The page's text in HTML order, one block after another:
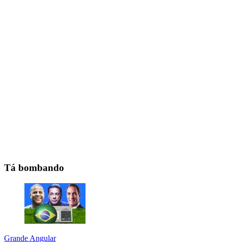
Tá bombando
Grande Angular